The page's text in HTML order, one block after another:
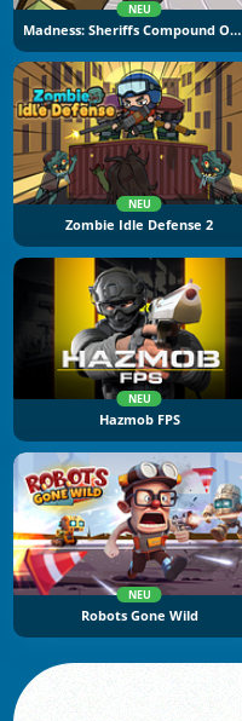
NEU
Madness: Sheriffs Compound Official
NEU
Zombie Idle Defense 2
NEU
Hazmob FPS
NEU
Robots Gone Wild